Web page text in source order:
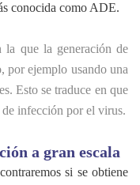
conocida como ADE.
la que la generación de
por ejemplo usando una
Esto se traduce en que
de infección por el virus.
a gran escala
si se obtiene